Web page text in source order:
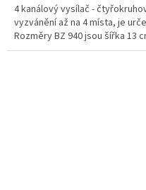
4 kanálový vysílač -
vyzvánění až na 4 místa, je
Rozměry BZ 940 jsou šířka 13